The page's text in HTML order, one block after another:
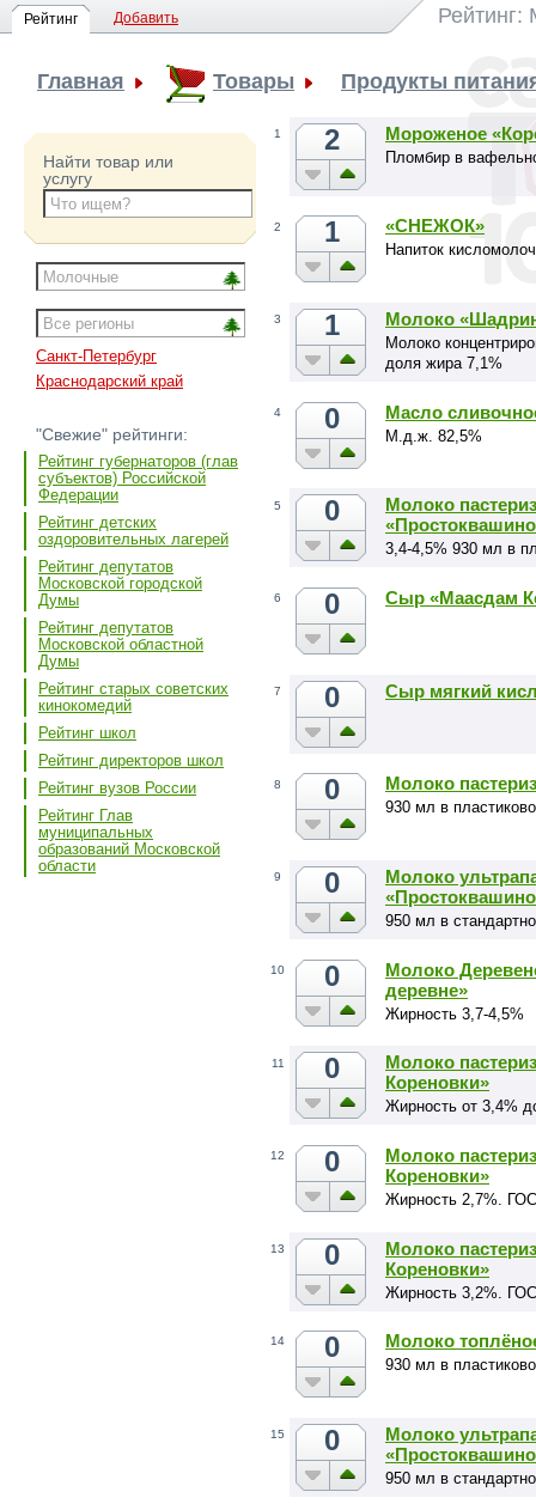
Рейтинг Добавить Рейтинг:
Главная Товары Продукты
Найти товар или
услугу
Санкт-Петербург
Краснодарский край
"Свежие" рейтинги:
Рейтинг губернаторов (глав
субъектов) Российской
Федерации
Рейтинг детских
оздоровительных лагерей
Рейтинг депутатов
Московской городской
Думы
Рейтинг депутатов
Московской областной
Думы
Рейтинг старых советских
кинокомедий
Рейтинг школ
Рейтинг директоров школ
Рейтинг вузов России
Рейтинг Глав
муниципальных
образований Московской
области
1 2 Мороженое
Пломбир в
2 1 «СНЕЖОК»
Напиток
3 1 Молоко
Молоко
доля жира 7,1%
4 0 Масло
М.д.ж. 82,5%
5 0
Молоко
3,4-4,5% 930 мл в
6 0 Сыр «Маасдам
7 0 Сыр мягкий
8 0 Молоко
930 мл в
9 0
Молоко
950 мл в
10 0
Молоко
деревне»
Жирность 3,7-4,5%
11 0
Молоко
Кореновки»
Жирность от 3,4%
12 0
Молоко
Кореновки»
Жирность 2,7%.
13 0
Молоко
Кореновки»
Жирность 3,2%.
14 0 Молоко
930 мл в
15 0
Молоко
950 мл в